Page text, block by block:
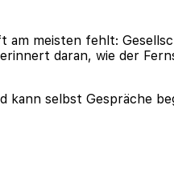
am meisten fehlt:
daran, wie der
kann selbst Gespräche